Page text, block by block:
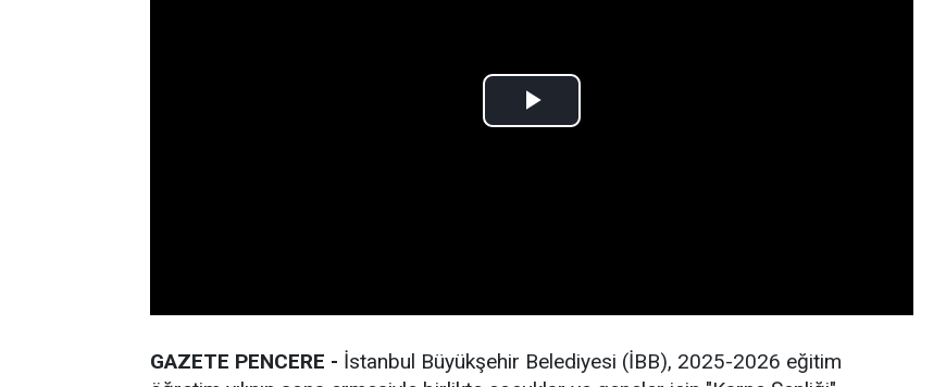
GAZETE PENCERE - İstanbul Büyükşehir Belediyesi (İBB), 2025-2026 eğitim